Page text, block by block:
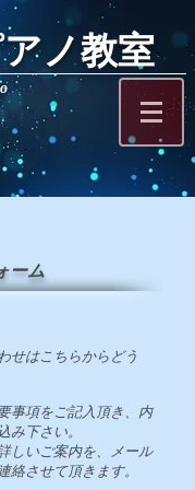
ノ教室
ーム
せはこちらからどう
事項をご記入頂き、 内
み下さい。
しいご案内を、メール
絡させて頂きます。